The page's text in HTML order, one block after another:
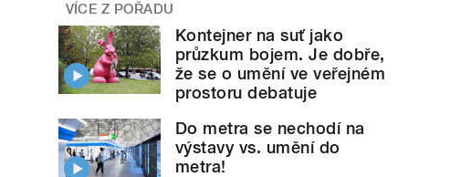
VÍCE Z POŘADU
Kontejner na suť jako
průzkum bojem. Je dobře,
že se o umění ve veřejném
prostoru debatuje
Do metra se nechodí na
výstavy vs. umění do
metra!